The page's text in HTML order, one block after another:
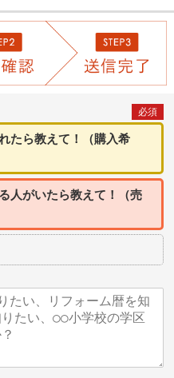
必須
たら教えて！（購入希
人がいたら教えて！（売